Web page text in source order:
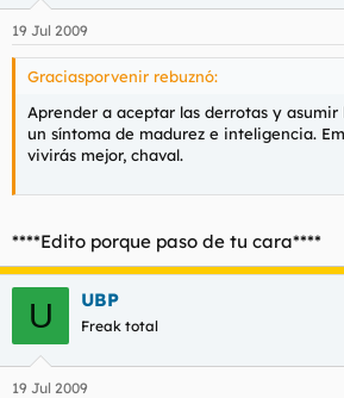
19 Jul 2009
Graciasporvenir rebuznó:
Aprender a aceptar las derrotas y asumir
un síntoma de madurez e inteligencia.
vivirás mejor, chaval.
****Edito porque paso de tu cara****
U UBP
Freak total
19 Jul 2009